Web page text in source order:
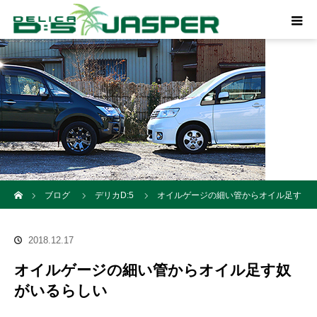
ブログ
デリカD:5 オイルゲージの細い管からオイル足す
2018.12.17
オイルゲージの細い管からオイル足す奴
がいるらしい